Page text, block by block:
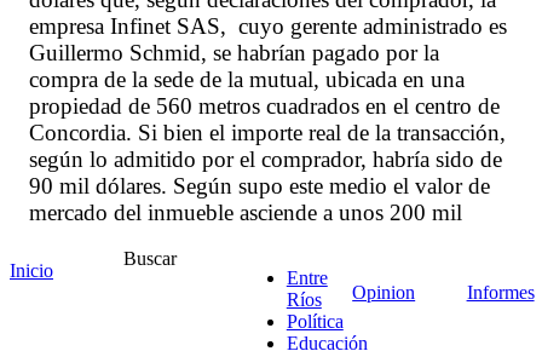
empresa Infinet SAS, cuyo gerente administrado es
Guillermo Schmid, se habrían pagado por la
compra de la sede de la mutual, ubicada en una
propiedad de 560 metros cuadrados en el centro de
Concordia. Si bien el importe real de la transacción,
según lo admitido por el comprador, habría sido de
90 mil dólares. Según supo este medio el valor de
mercado del inmueble asciende a unos 200 mil
dólares por metro cuadrado; a pesar de ser un
edificio que integra la nómina del patrimonio
arquitectónico de la ciudad, por lo que la norma
Inicio
Buscar
Entre
Ríos
Política
Educación
Opinion Informes